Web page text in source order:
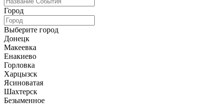
Город
Выберите город
Донецк
Макеевка
Енакиево
Горловка
Харцызск
Ясиноватая
Шахтерск
Безыменное